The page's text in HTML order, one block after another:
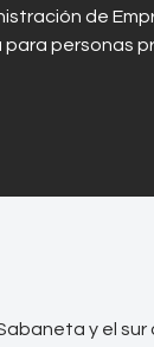
de
personas
y el sur